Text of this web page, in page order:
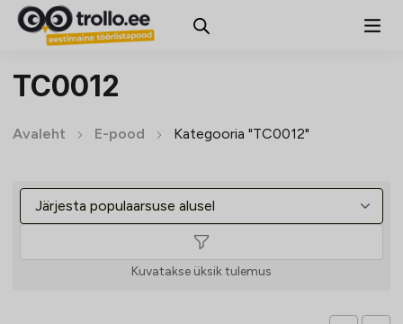
TC0012
Avaleht E-pood Kategooria "TC0012"
Kuvatakse üksik tulemus